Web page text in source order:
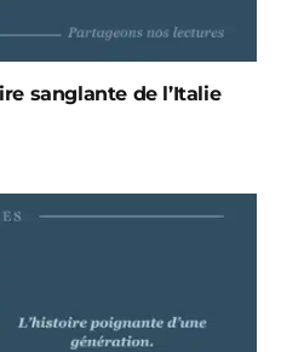
sanglante de l’Italie